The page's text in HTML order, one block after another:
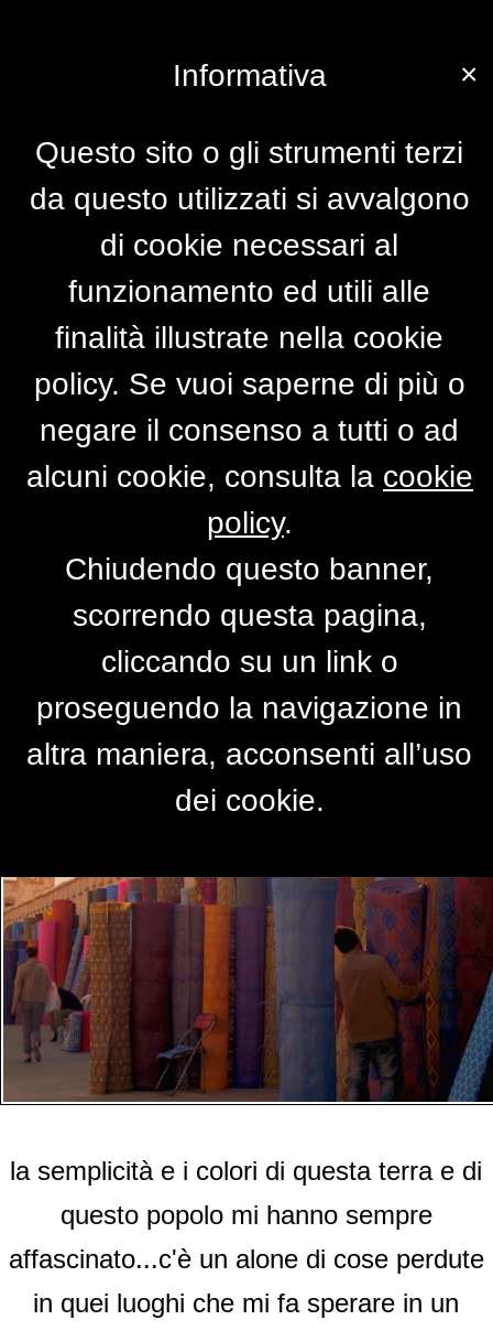
semplicità
diEMILIA FRANCO
la semplicità e i colori di questa terra e di
questo popolo mi hanno sempre
affascinato...c'è un alone di cose perdute
in quei luoghi che mi fa sperare in un
×
Informativa
Questo sito o gli strumenti terzi
da questo utilizzati si avvalgono
di cookie necessari al
funzionamento ed utili alle
finalità illustrate nella cookie
policy. Se vuoi saperne di più o
negare il consenso a tutti o ad
alcuni cookie, consulta la cookie
policy.
Chiudendo questo banner,
scorrendo questa pagina,
cliccando su un link o
proseguendo la navigazione in
altra maniera, acconsenti all’uso
dei cookie.